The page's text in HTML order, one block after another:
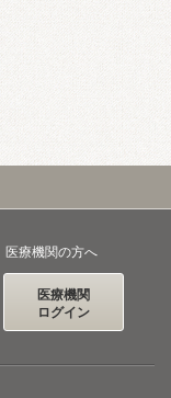
医療機関の方へ
医療機関
ログイン